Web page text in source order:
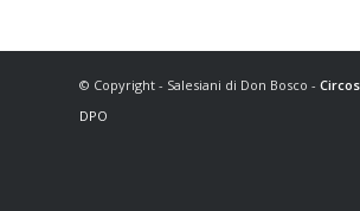
© Copyright - Salesiani di Don Bosco -
DPO